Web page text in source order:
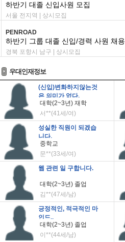
하반기 대졸 신입사원 모집
서울 전지역 | 상시모집
PENROAD
하반기 그룹 대졸 신입/경력 사원 채용
경북 포항시 남구 | 상시모집
우대인재정보
(신입)변화하지않는것
은 의미가 없다.
대학(2~3년) 재학
서**(41세/여)
성실한 직원이 되겠습
니다.
중학교
문**(33세/여)
웹 관련 일 구합니다.
대학(2~3년) 졸업
김**(47세/남)
긍정적인, 적극적인 마
인드..
대학(2~3년) 졸업
이**(44세/남)